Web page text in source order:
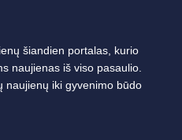
šiandien portalas, kurio
naujienas iš viso pasaulio.
naujienų iki gyvenimo būdo